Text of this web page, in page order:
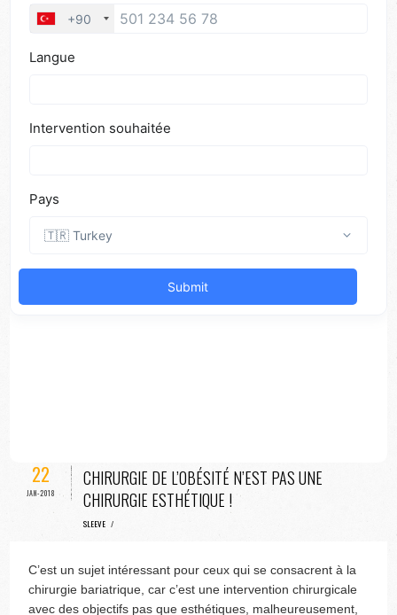
22
JAN-2018
CHIRURGIE DE L’OBÉSITÉ N’EST PAS UNE
CHIRURGIE ESTHÉTIQUE !
SLEEVE /
C’est un sujet intéressant pour ceux qui se consacrent à la
chirurgie bariatrique, car c’est une intervention chirurgicale
avec des objectifs pas que esthétiques, malheureusement,